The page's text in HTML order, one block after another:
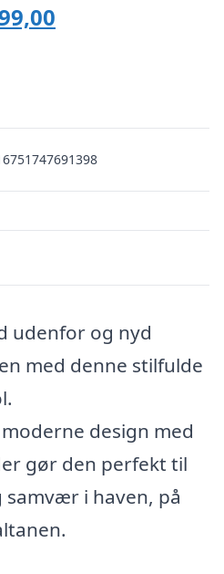
kr. 999,00.
udenfor og nyd
med denne stilfulde
design med
gør den perfekt til
i haven, på